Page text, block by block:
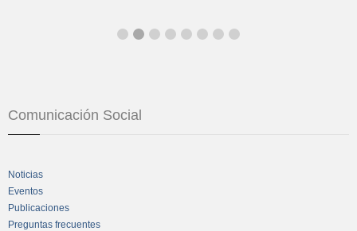
Comunicación Social
Noticias
Eventos
Publicaciones
Preguntas frecuentes